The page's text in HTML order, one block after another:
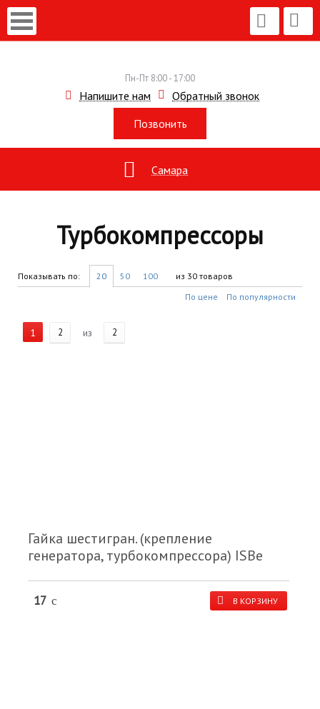
Пн-Пт 8:00 - 17:00
Напишите нам
Обратный звонок
Позвонить
Самара
Турбокомпрессоры
Показывать по: 20 50 100
из 30 товаров
По цене
По популярности
1 2 из 2
Гайка шестигран. (крепление
генератора, турбокомпрессора) ISBe
17 c В КОРЗИНУ